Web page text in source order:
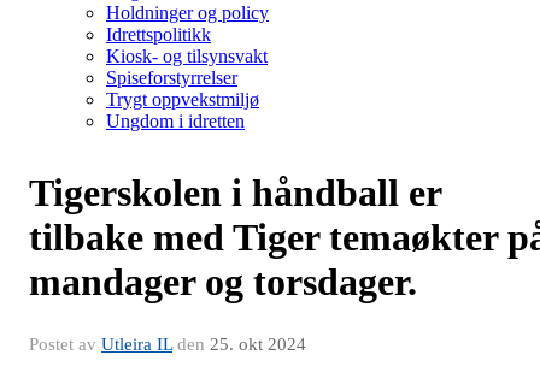
Holdninger og policy
Idrettspolitikk
Kiosk- og tilsynsvakt
Spiseforstyrrelser
Trygt oppvekstmiljø
Ungdom i idretten
Tigerskolen i håndball er
tilbake med Tiger temaøkter
mandager og torsdager.
Postet av Utleira ILden 25. okt 2024